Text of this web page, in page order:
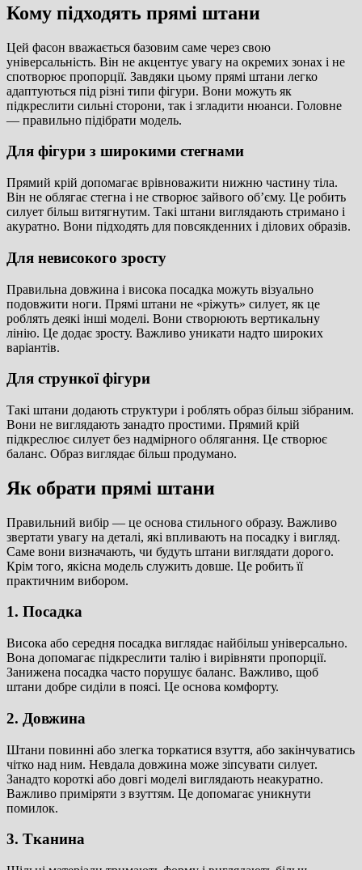
Кому підходять прямі штани
Цей фасон вважається базовим саме через свою
універсальність. Він не акцентує увагу на окремих зонах і не
спотворює пропорції. Завдяки цьому прямі штани легко
адаптуються під різні типи фігури. Вони можуть як
підкреслити сильні сторони, так і згладити нюанси. Головне
— правильно підібрати модель.
Для фігури з широкими стегнами
Прямий крій допомагає врівноважити нижню частину тіла.
Він не облягає стегна і не створює зайвого об’єму. Це робить
силует більш витягнутим. Такі штани виглядають стримано і
акуратно. Вони підходять для повсякденних і ділових образів.
Для невисокого зросту
Правильна довжина і висока посадка можуть візуально
подовжити ноги. Прямі штани не «ріжуть» силует, як це
роблять деякі інші моделі. Вони створюють вертикальну
лінію. Це додає зросту. Важливо уникати надто широких
варіантів.
Для стрункої фігури
Такі штани додають структури і роблять образ більш зібраним.
Вони не виглядають занадто простими. Прямий крій
підкреслює силует без надмірного облягання. Це створює
баланс. Образ виглядає більш продумано.
Як обрати прямі штани
Правильний вибір — це основа стильного образу. Важливо
звертати увагу на деталі, які впливають на посадку і вигляд.
Саме вони визначають, чи будуть штани виглядати дорого.
Крім того, якісна модель служить довше. Це робить її
практичним вибором.
1. Посадка
Висока або середня посадка виглядає найбільш універсально.
Вона допомагає підкреслити талію і вирівняти пропорції.
Занижена посадка часто порушує баланс. Важливо, щоб
штани добре сиділи в поясі. Це основа комфорту.
2. Довжина
Штани повинні або злегка торкатися взуття, або закінчуватись
чітко над ним. Невдала довжина може зіпсувати силует.
Занадто короткі або довгі моделі виглядають неакуратно.
Важливо приміряти з взуттям. Це допомагає уникнути
помилок.
3. Тканина